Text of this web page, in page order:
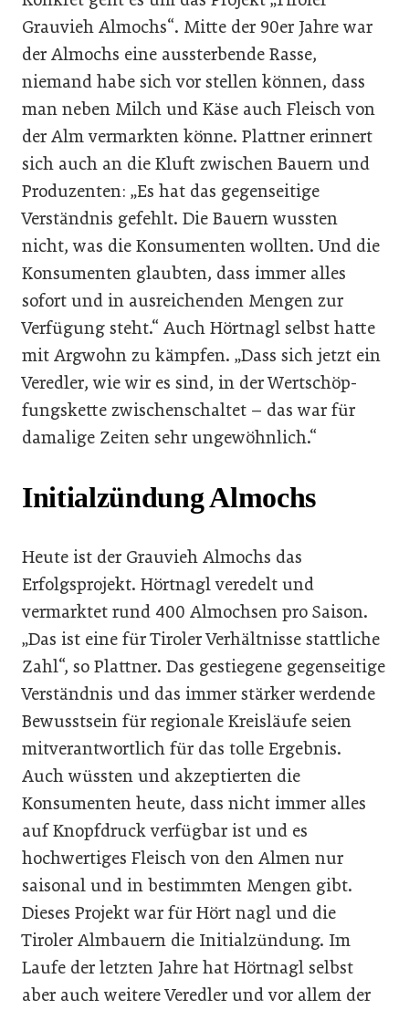
Grauvieh­ Alm­ochs“. Mitte der 90er Jahre war
der Almochs eine aussterbende Rasse,
niemand habe sich vor­ stellen können, dass
man neben Milch und Käse auch Fleisch von
der Alm vermarkten könne. Plattner erinnert
sich auch an die Kluft zwischen Bauern und
Pro­duzenten: „Es hat das gegensei­tige
Verständnis gefehlt. Die Bauern wussten
nicht, was die Konsumenten wollten. Und die
Konsumenten glaubten, dass im­mer alles
sofort und in ausrei­chenden Mengen zur
Verfügung steht.“ Auch Hörtnagl selbst hat­te
mit Argwohn zu kämpfen. „Dass sich jetzt ein
Veredler, wie wir es sind, in der Wertschöp­
fungskette zwischenschaltet – das war für
damalige Zeiten sehr ungewöhnlich.“
Initialzündung Almochs
Heute ist der Grauvieh­ Alm­ochs das
Erfolgsprojekt. Hört­nagl veredelt und
vermarktet rund 400 Almochsen pro Saison.
„Das ist eine für Tiroler Verhält­nisse stattliche
Zahl“, so Plattner. Das gestiegene gegenseitige
Ver­ständnis und das immer stärker werdende
Bewusstsein für regi­onale Kreisläufe seien
mitver­antwortlich für das tolle Ergeb­nis.
Auch wüssten und akzep­tierten die
Konsumenten heute, dass nicht immer alles
auf Knopfdruck verfügbar ist und es
hochwertiges Fleisch von den Almen nur
saisonal und in be­stimmten Mengen gibt.
Dieses Projekt war für Hört­ nagl und die
Tiroler Almbauern die Initialzündung. Im
Laufe der letzten Jahre hat Hörtnagl selbst
aber auch weitere Veredler und vor allem der